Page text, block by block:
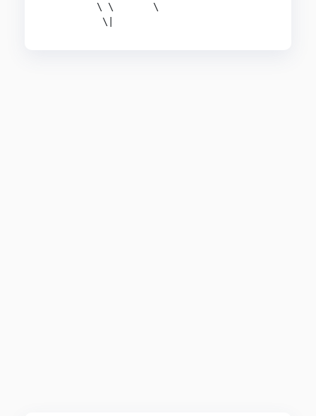
         \ \       \
          \|